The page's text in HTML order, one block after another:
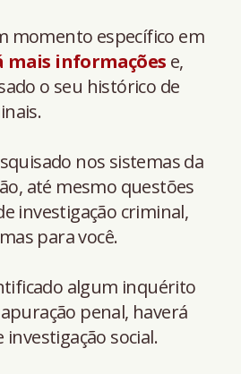
momento específico em
mais informações e,
o seu histórico de
nos sistemas da
até mesmo questões
investigação criminal,
para você.
algum inquérito
penal, haverá
social.